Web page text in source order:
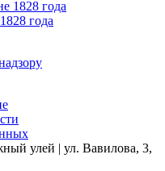
года
улей | ул. Вавилова, 3,